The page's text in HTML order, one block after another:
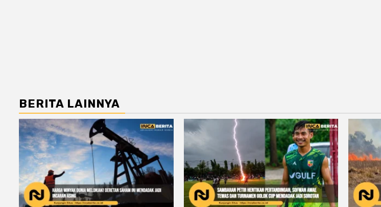
BERITA LAINNYA